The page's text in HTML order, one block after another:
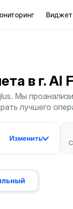
Виджет
в г. Al
Мы
лучшего
Изменить